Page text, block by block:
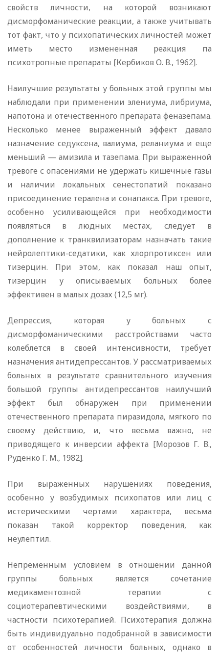
свойств личности, на которой возникают
дисморфоманические реакции, а также учитывать
тот факт, что у психопатических личностей может
иметь место измененная реакция па
психотропные препараты [Кербиков О. В., 1962].
Наилучшие результаты у больных этой группы мы
наблюдали при применении элениума, либриума,
напотона и отечественного препарата феназепама.
Несколько менее выраженный эффект давало
назначение седуксена, валиума, реланиума и еще
меньший — амизила и тазепама. При выраженной
тревоге с опасениями не удержать кишечные газы
и наличии локальных сенестопатий показано
присоединение тералена и сонапакса. При тревоге,
особенно усиливающейся при необходимости
появляться в людных местах, следует в
дополнение к транквилизаторам назначать такие
нейролептики-седатики, как хлорпротиксен или
тизерцин. При этом, как показал наш опыт,
тизерцин у описываемых больных более
эффективен в малых дозах (12,5 мг).
Депрессия, которая у больных с
дисморфоманическими расстройствами часто
колеблется в своей интенсивности, требует
назначения антидепрессантов. У рассматриваемых
больных в результате сравнительного изучения
большой группы антидепрессантов наилучший
эффект был обнаружен при применении
отечественного препарата пиразидола, мягкого по
своему действию, и, что весьма важно, не
приводящего к инверсии аффекта [Морозов Г. В.,
Руденко Г. М., 1982].
При выраженных нарушениях поведения,
особенно у возбудимых психопатов или лиц с
истерическими чертами характера, весьма
показан такой корректор поведения, как
неулептил.
Непременным условием в отношении данной
группы больных является сочетание
медикаментозной терапии с
социотерапевтическими воздействиями, в
частности психотерапией. Психотерапия должна
быть индивидуально подобранной в зависимости
от особенностей личности больных, однако в